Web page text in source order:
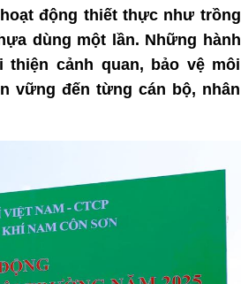
động thiết thực như trồng
dùng một lần. Những hành
cảnh quan, bảo vệ môi
vững đến từng cán bộ, nhân